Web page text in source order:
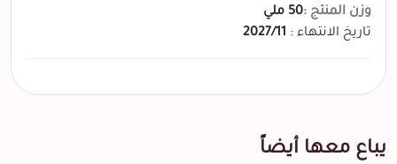
وزن المنتج :50 ملي
تاريخ الانتهاء : 2027/11
يباع معها أيضاً